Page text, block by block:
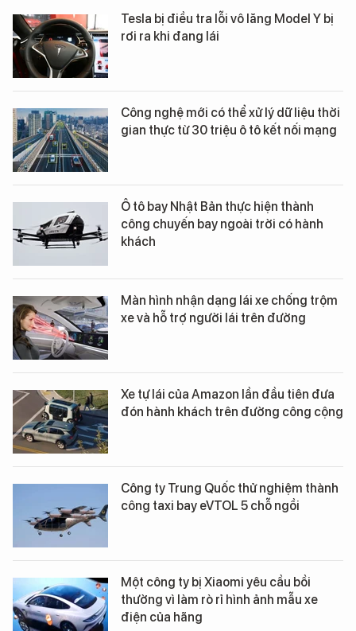
Tesla bị điều tra lỗi vô lăng Model Y bị
rơi ra khi đang lái
Công nghệ mới có thể xử lý dữ liệu thời
gian thực từ 30 triệu ô tô kết nối mạng
Ô tô bay Nhật Bản thực hiện thành
công chuyến bay ngoài trời có hành
khách
Màn hình nhận dạng lái xe chống trộm
xe và hỗ trợ người lái trên đường
Xe tự lái của Amazon lần đầu tiên đưa
đón hành khách trên đường công cộng
Công ty Trung Quốc thử nghiệm thành
công taxi bay eVTOL 5 chỗ ngồi
Một công ty bị Xiaomi yêu cầu bồi
thường vì làm rò rỉ hình ảnh mẫu xe
điện của hãng